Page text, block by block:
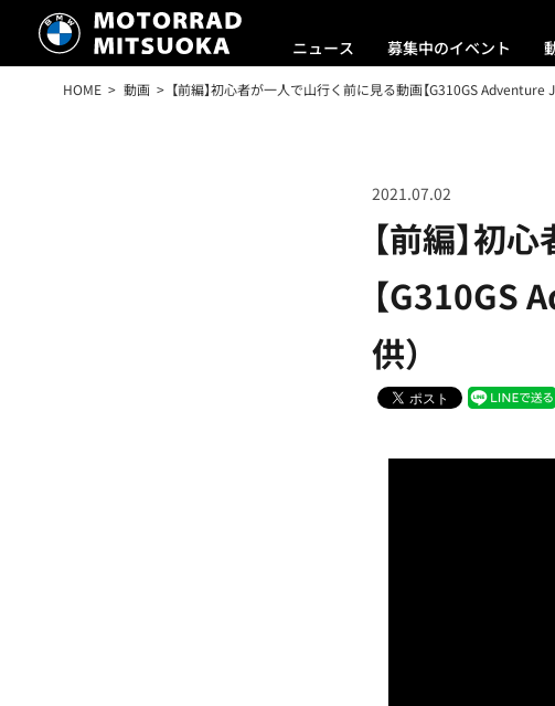
ニュース 募集中のイベント
HOME 動画 【前編】初心者が一人で山行く前に見る動画【G310GS Adventure
【前編】初
【G310GS
供）
2021.07.02